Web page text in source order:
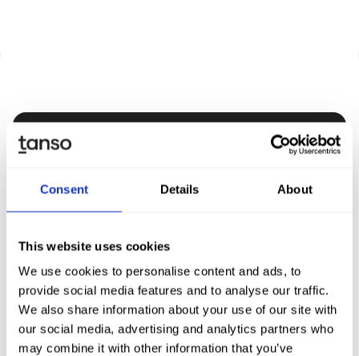
Consent Details About
This website uses cookies
We use cookies to personalise content and ads, to
provide social media features and to analyse our traffic.
We also share information about your use of our site with
our social media, advertising and analytics partners who
may combine it with other information that you’ve
Entdecken Sie Tanso –
Ihre Komplett­lösung für
Nachhaltigkeit